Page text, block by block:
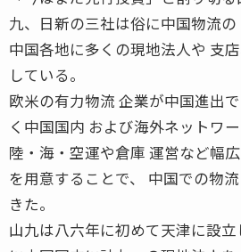
九、日新の三社は俗に中国物流の
中国各地に多くの現地法人や 支
している。
欧米の有力物流 企業が中国進出
く中国国内 および海外ネットワー
陸・海・空運や倉庫 運営など幅
を用意することで、 中国での物
きた。
山九は八六年に初めて天津に設